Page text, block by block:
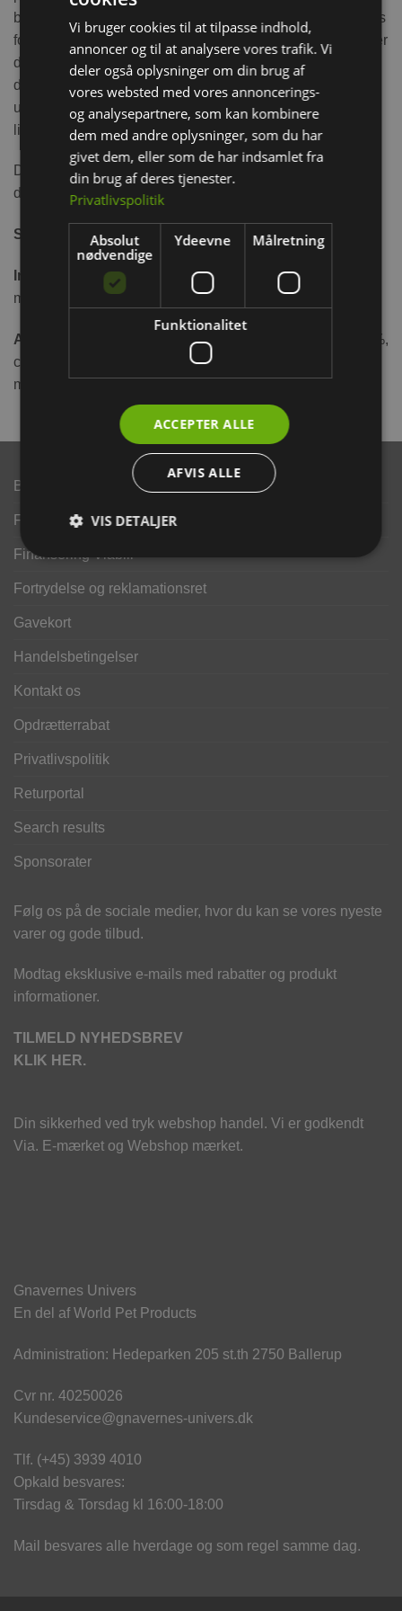
bevægelse og potefærdighed hos kæledyrene under deres
foderindtag. Urtpendulet består af naturlige materialer og er
derfor helt spiseligt. Hø-pendulet giver smådyr og
dværgkaniner de ekstra råfiber, der, når det nappes,
understøtter det naturlige tandslid (Tænderne vokser hele
livet)
Den kan genfyldes med hø, og dens ydre græskarton gør
den velegnet til fuldstændigt at blive spist
Størrelse: 230g / 19x19x18,5 cm
Ingredienser: Bjergenghø 64,3%, lignocellulose 31,3%,
morgenfrueblomstrer 4,4%
Analyse:
Protein 8,7%, fedt 2,4%, fiber 34,5%, aske 11,4%,
calcium 20295 mg/kg, fosfor 1783 mg/kg, natrium 1084
mg/kg;
Brand
Finansering ANYDAY
Finansering Viabill
Fortrydelse og reklamationsret
Gavekort
Handelsbetingelser
Kontakt os
Opdrætterrabat
Privatlivspolitik
Returportal
Search results
Sponsorater
Følg os på de sociale medier, hvor du kan se vores nyeste
varer og gode tilbud.
Modtag eksklusive e-mails med rabatter og produkt
informationer.
TILMELD NYHEDSBREV
KLIK HER.
Din sikkerhed ved tryk webshop handel. Vi er godkendt
Via. E-mærket og Webshop mærket.
Gnavernes Univers
En del af World Pet Products
Administration: Hedeparken 205 st.th 2750 Ballerup
Cvr nr. 40250026
Kundeservice@gnavernes-univers.dk
Tlf. (+45) 3939 4010
Opkald besvares:
Tirsdag & Torsdag kl 16:00-18:00
Mail besvares alle hverdage og som regel samme dag.
Vi bruger cookies til at tilpasse indhold,
annoncer og til at analysere vores trafik. Vi
deler også oplysninger om din brug af
vores websted med vores annoncerings-
og analysepartnere, som kan kombinere
dem med andre oplysninger, som du har
givet dem, eller som de har indsamlet fra
din brug af deres tjenester.
Privatlivspolitik
Absolut
nødvendige
Ydeevne Målretning
Funktionalitet
ACCEPTER ALLE
AFVIS ALLE
VIS DETALJER